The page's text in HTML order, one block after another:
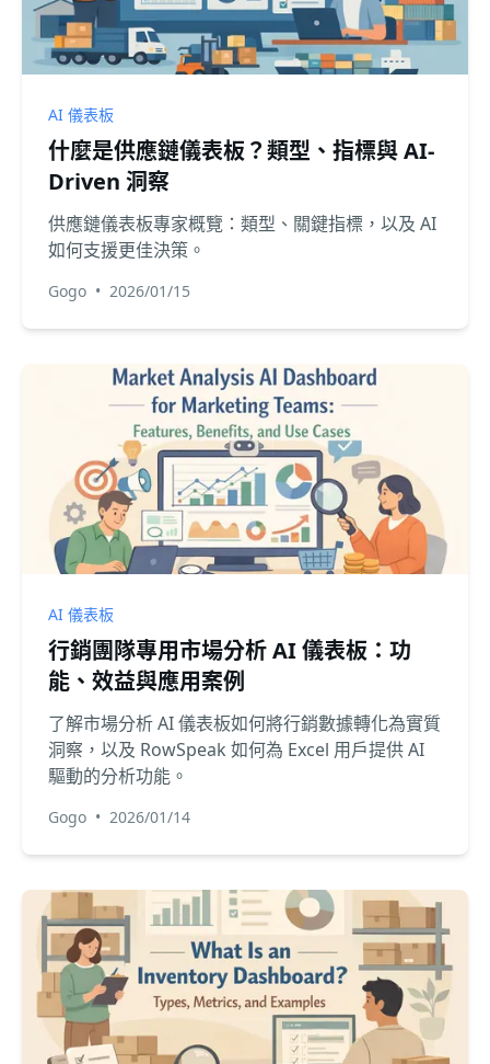
AI 儀表板
什麼是供應鏈儀表板？類型、指標與 AI-
Driven 洞察
供應鏈儀表板專家概覽：類型、關鍵指標，以及 AI
如何支援更佳決策。
Gogo • 2026/01/15
AI 儀表板
行銷團隊專用市場分析 AI 儀表板：功
能、效益與應用案例
了解市場分析 AI 儀表板如何將行銷數據轉化為實質
洞察，以及 RowSpeak 如何為 Excel 用戶提供 AI
驅動的分析功能。
Gogo • 2026/01/14